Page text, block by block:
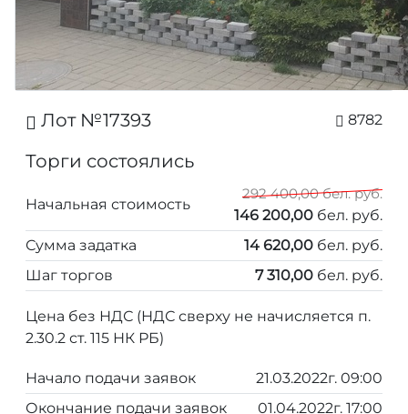
Лот №17393 8782
Торги состоялись
Начальная стоимость
292 400,00 бел. руб.
146 200,00 бел. руб.
Сумма задатка
14 620,00 бел. руб.
Шаг торгов
7 310,00 бел. руб.
Цена без НДС (НДС сверху не начисляется п.
2.30.2 ст. 115 НК РБ)
Начало подачи заявок
21.03.2022г. 09:00
Окончание подачи заявок
01.04.2022г. 17:00